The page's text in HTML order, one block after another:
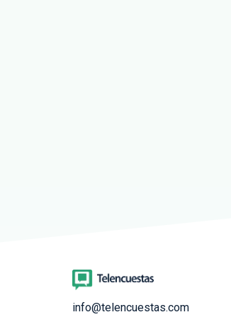
info@telencuestas.com